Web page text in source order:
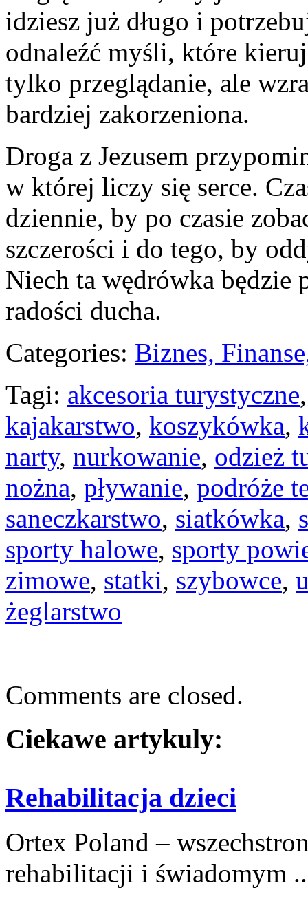
idziesz już długo i
odnaleźć myśli, które
tylko przeglądanie, ale
bardziej zakorzeniona.
Droga z Jezusem
w której liczy się serce.
dziennie, by po czasie
szczerości i do tego, by
Niech ta wędrówka będzie
radości ducha.
Categories: Biznes,
Tagi: akcesoria turystyczne
kajakarstwo, koszykówka,
narty, nurkowanie, odzież
nożna, pływanie, podróże
saneczkarstwo, siatkówka,
sporty halowe, sporty
zimowe, statki, szybowce,
żeglarstwo
Comments are closed.
Ciekawe artykuly:
Rehabilitacja dzieci
Ortex Poland –
rehabilitacji i świadomym